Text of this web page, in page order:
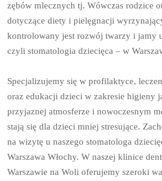
zębów mlecznych tj. Wówczas rodzice
dotyczące diety i pielęgnacji
kontrolowany jest rozwój twarzy i jamy
czyli stomatologia dziecięca – w
Specjalizujemy się w profilaktyce,
oraz edukacji dzieci w zakresie higieny
przyjaznej atmosferze i nowoczesnym
stają się dla dzieci mniej stresujące.
na wizytę u naszego stomatologa
Warszawa Włochy. W naszej klinice
Warszawie na Woli oferujemy szeroki